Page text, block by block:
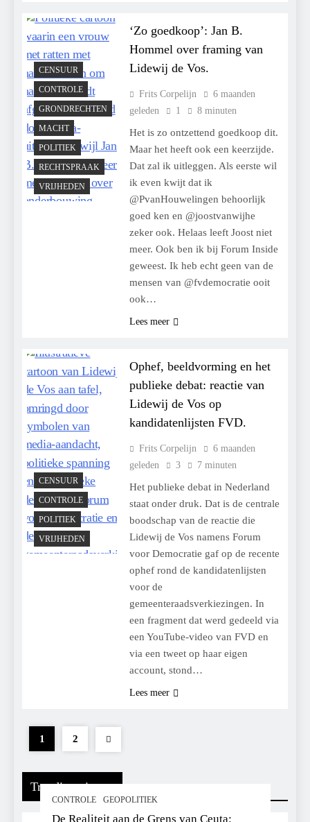
Trending nieuws
CONTROLE GEOPOLITIEK
De Realiteit aan de Grens van Ceuta:
CENSUUR
CONTROLE
GRONDRECHTEN
MACHT
POLITIEK
RECHTSPRAAK
VRIJHEDEN
‘Zo goedkoop’: Jan B.
Hommel over framing van
Lidewij de Vos.
Frits Corpelijn
6 maanden
geleden
1 8 minuten
Het is zo ontzettend goedkoop dit.
Maar het heeft ook een keerzijde.
Dat zal ik uitleggen. Als eerste wil
ik even kwijt dat ik
@PvanHouwelingen behoorlijk
goed ken en @joostvanwijhe
zeker ook. Helaas leeft Joost niet
meer. Ook ben ik bij Forum Inside
geweest. Ik heb echt geen van de
mensen van @fvdemocratie ooit
ook…
Lees meer
CENSUUR
CONTROLE
POLITIEK
VRIJHEDEN
Ophef, beeldvorming en het
publieke debat: reactie van
Lidewij de Vos op
kandidatenlijsten FVD.
Frits Corpelijn
6 maanden
geleden
3 7 minuten
Het publieke debat in Nederland
staat onder druk. Dat is de centrale
boodschap van de reactie die
Lidewij de Vos namens Forum
voor Democratie gaf op de recente
ophef rond de kandidatenlijsten
voor de
gemeenteraadsverkiezingen. In
een fragment dat werd gedeeld via
een YouTube-video van FVD en
via een tweet op haar eigen
account, stond…
Lees meer
1 2